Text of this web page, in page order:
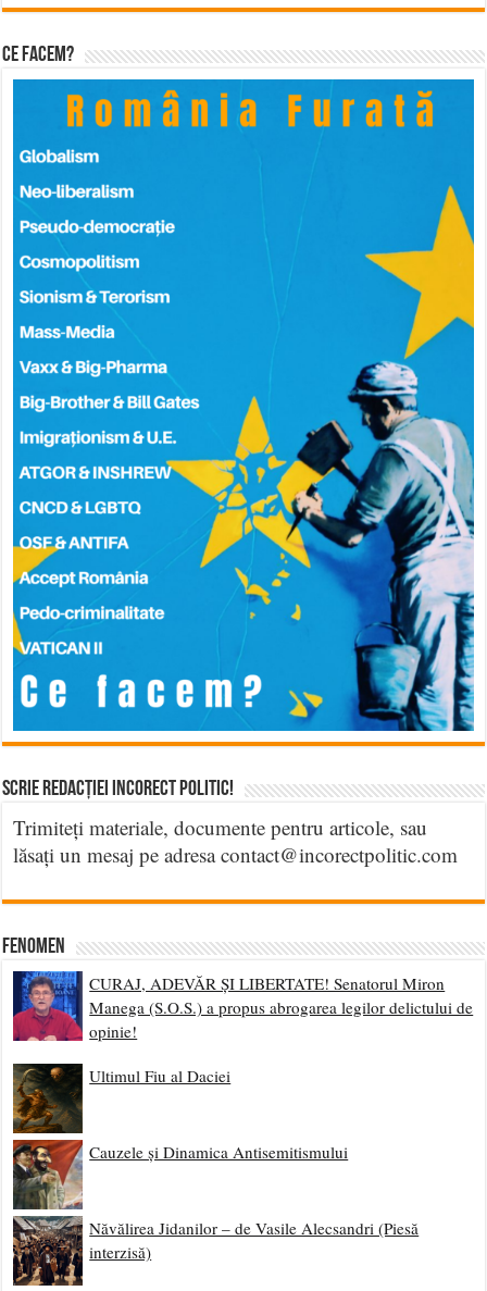
Ce facem?
Scrie Redacției Incorect Politic!
Trimiteți materiale, documente pentru articole, sau
lăsați un mesaj pe adresa contact@incorectpolitic.com
Fenomen
CURAJ, ADEVĂR ȘI LIBERTATE! Senatorul Miron
Manega (S.O.S.) a propus abrogarea legilor delictului de
opinie!
Ultimul Fiu al Daciei
Cauzele și Dinamica Antisemitismului
Năvălirea Jidanilor – de Vasile Alecsandri (Piesă
interzisă)